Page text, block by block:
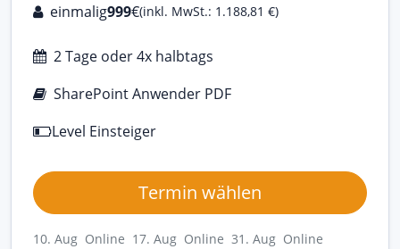
einmalig999€(inkl. MwSt.: 1.188,81 €)
2 Tage oder 4x halbtags
SharePoint Anwender PDF
Level Einsteiger
Termin wählen
10. Aug Online 17. Aug Online 31. Aug Online